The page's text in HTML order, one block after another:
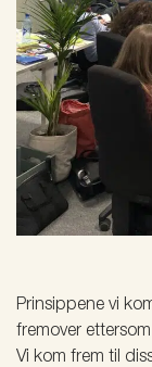
Prinsippene vi
fremover
Vi kom frem til